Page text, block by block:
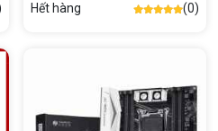
Hết hàng (0)